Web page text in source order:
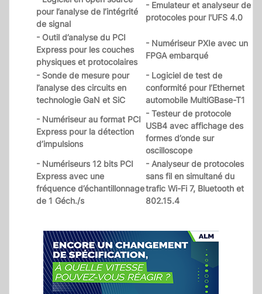
pour l’analyse de l’intégrité
de signal
- Emulateur et analyseur de
protocoles pour l'UFS 4.0
- Outil d’analyse du PCI
Express pour les couches
physiques et protocolaires
- Numériseur PXIe avec un
FPGA embarqué
- Sonde de mesure pour
l’analyse des circuits en
technologie GaN et SiC
- Logiciel de test de
conformité pour l’Ethernet
automobile MultiGBase-T1
- Numériseur au format PCI
Express pour la détection
d’impulsions
- Testeur de protocole
USB4 avec affichage des
formes d’onde sur
oscilloscope
- Numériseurs 12 bits PCI
Express avec une
fréquence d’échantillonnage
de 1 Géch./s
- Analyseur de protocoles
sans fil en simultané du
trafic Wi-Fi 7, Bluetooth et
802.15.4